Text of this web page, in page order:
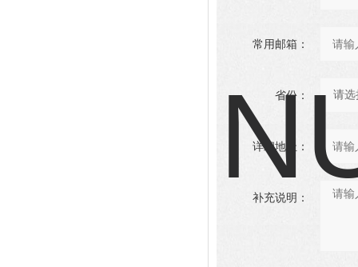
常用邮箱：
省份：
详细地址：
补充说明：